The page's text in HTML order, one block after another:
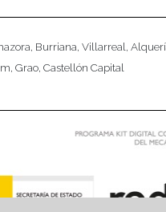
Burriana, Villarreal,
Grao, Castellón Capital